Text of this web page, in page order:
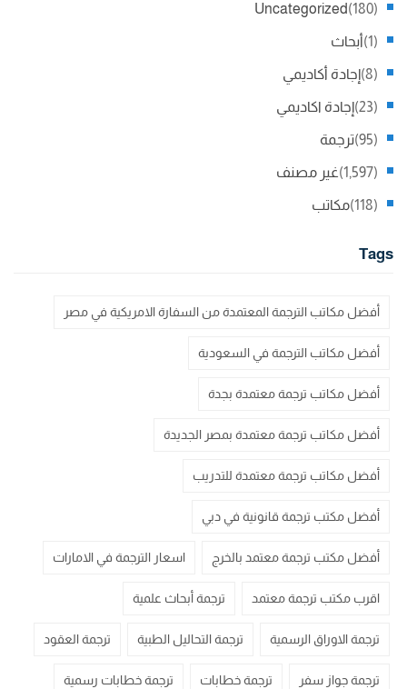
Uncategorized (180)
أبحاث (1)
إجادة أكاديمي (8)
إجادة اكاديمي (23)
ترجمة (95)
غير مصنف (1,597)
مكاتب (118)
Tags
أفضل مكاتب الترجمة المعتمدة من السفارة الامريكية في مصر
أفضل مكاتب الترجمة في السعودية
أفضل مكاتب ترجمة معتمدة بجدة
أفضل مكاتب ترجمة معتمدة بمصر الجديدة
أفضل مكاتب ترجمة معتمدة للتدريب
أفضل مكتب ترجمة قانونية في دبي
أفضل مكتب ترجمة معتمد بالخرج اسعار الترجمة في الامارات
اقرب مكتب ترجمة معتمد ترجمة أبحاث علمية
ترجمة الاوراق الرسمية ترجمة التحاليل الطبية ترجمة العقود
ترجمة جواز سفر ترجمة خطابات ترجمة خطابات رسمية